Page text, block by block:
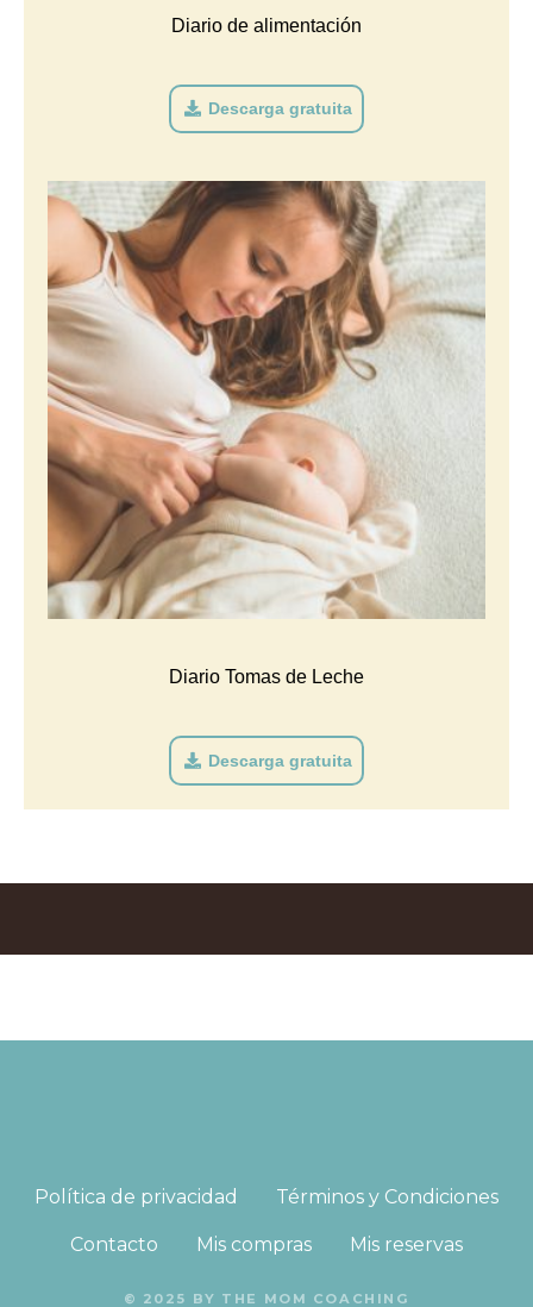
Diario de alimentación
Descarga gratuita
Diario Tomas de Leche
Descarga gratuita
Política de privacidad Términos y Condiciones
Contacto Mis compras Mis reservas
© 2025 BY THE MOM COACHING